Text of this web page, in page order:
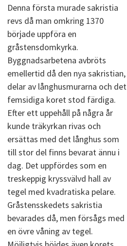
Denna första murade sakristia
revs då man omkring 1370
började uppföra en
gråstensdomkyrka.
Byggnadsarbetena avbröts
emellertid då den nya sakristian,
delar av långhusmurarna och det
femsidiga koret stod färdiga.
Efter ett uppehåll på några år
kunde träkyrkan rivas och
ersättas med det långhus som
till stor del finns bevarat ännu i
dag. Det uppfördes som en
treskeppig kryssvälvd hall av
tegel med kvadratiska pelare.
Gråstensskedets sakristia
bevarades då, men försågs med
en övre våning av tegel.